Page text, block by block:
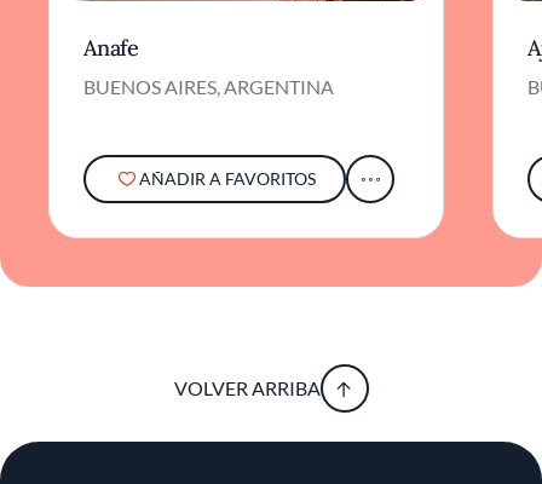
Anafe
BUENOS AIRES, ARGENTINA
AÑADIR A FAVORITOS
VOLVER ARRIBA